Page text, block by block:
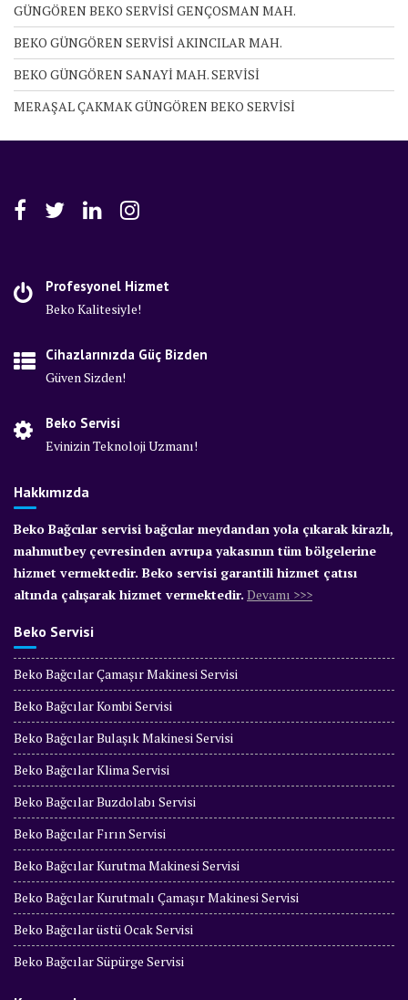
GÜNGÖREN BEKO SERVİSİ GENÇOSMAN MAH.
BEKO GÜNGÖREN SERVİSİ AKINCILAR MAH.
BEKO GÜNGÖREN SANAYİ MAH. SERVİSİ
MERAŞAL ÇAKMAK GÜNGÖREN BEKO SERVİSİ
Profesyonel Hizmet
Beko Kalitesiyle!
Cihazlarınızda Güç Bizden
Güven Sizden!
Beko Servisi
Evinizin Teknoloji Uzmanı!
Hakkımızda
Beko Bağcılar servisi bağcılar meydandan yola çıkarak kirazlı,
mahmutbey çevresinden avrupa yakasının tüm bölgelerine
hizmet vermektedir. Beko servisi garantili hizmet çatısı
altında çalışarak hizmet vermektedir. Devamı >>>
Beko Servisi
Beko Bağcılar Çamaşır Makinesi Servisi
Beko Bağcılar Kombi Servisi
Beko Bağcılar Bulaşık Makinesi Servisi
Beko Bağcılar Klima Servisi
Beko Bağcılar Buzdolabı Servisi
Beko Bağcılar Fırın Servisi
Beko Bağcılar Kurutma Makinesi Servisi
Beko Bağcılar Kurutmalı Çamaşır Makinesi Servisi
Beko Bağcılar üstü Ocak Servisi
Beko Bağcılar Süpürge Servisi